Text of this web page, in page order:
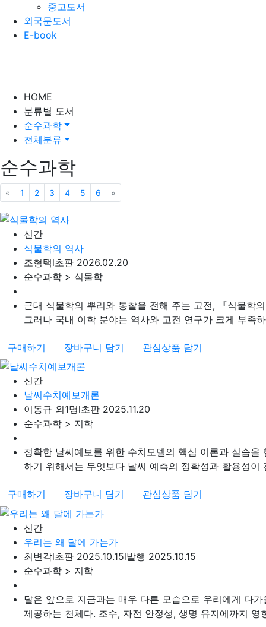
중고도서
외국문도서
E-book
HOME
분류별 도서
순수과학
전체분류
순수과학
« 이전
1 2 3 4 5 6 »
신간
식물학의 역사
조형택l초판 2026.02.20
순수과학 > 식물학
근대 식물학의 뿌리와 통찰을 전해 주는 고전, 『식물학
그러나 국내 이학 분야는 역사와 고전 연구가 크게 부족
구매하기 장바구니 담기 관심상품 담기
신간
날씨수치예보개론
이동규 외1명l초판 2025.11.20
순수과학 > 지학
정확한 날씨예보를 위한 수치모델의 핵심 이론과 실습
하기 위해서는 무엇보다 날씨 예측의 정확성과 활용성이
구매하기 장바구니 담기 관심상품 담기
신간
우리는 왜 달에 가는가
최변각l초판 2025.10.15l발행 2025.10.15
순수과학 > 지학
달은 앞으로 지금과는 매우 다른 모습으로 우리에게 다
제공하는 천체다. 조수, 자전 안정성, 생명 유지에까지 영